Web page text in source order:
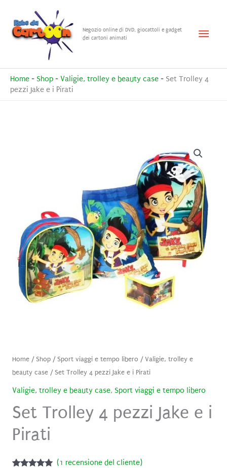
contenuto
Negozio online di DVD, giocattoli e gadget
dei cartoni animati
Menu
Home - Shop - Valigie, trolley e beauty case - Set Trolley 4
pezzi Jake e i Pirati
Home/ Shop/ Sport viaggi e tempo libero /Valigie, trolley e
beauty case/ Set Trolley 4 pezzi Jake e i Pirati
Valigie, trolley e beauty case, Sport viaggi e tempo libero
Set Trolley 4 pezzi Jake e i
Pirati
(1 recensione del cliente)